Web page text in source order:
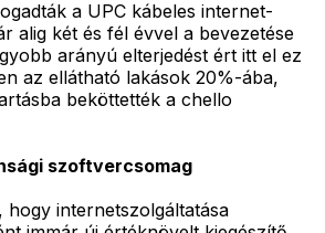
a UPC kábeles internet-
alig két és fél évvel a bevezetése
arányú elterjedést ért itt el ez
az ellátható lakások 20%-ába,
beköttették a chello
szoftvercsomag
hogy internetszolgáltatása